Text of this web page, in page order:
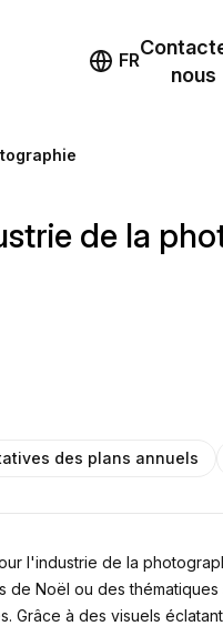
FR
nous
de la
des plans annuels
l'industrie de la
Noël ou des
à des visuels